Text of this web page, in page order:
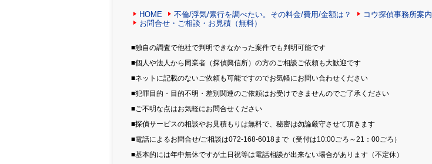
HOME 不倫/浮気/素行を調べたい。その料金/費用/金額は？
コウ探偵事務所案内
お問合せ・ご相談・お見積（無料）
■独自の調査で他社で判明できなかった案件でも判明可能です
■個人や法人から同業者（探偵興信所）の方のご相談ご依頼も大歓迎です
■ネットに記載のないご依頼も可能ですのでお気軽にお問い合わせください
■犯罪目的・目的不明・差別関連のご依頼はお受けできませんのでご了承ください
■ご不明な点はお気軽にお問合せください
■探偵サービスの相談やお見積もりは無料で、秘密は勿論厳守させて頂きます
■電話によるお問合せ/ご相談は072-168-6018まで（受付は10:00ごろ～21：00ごろ）
■基本的には年中無休ですが土日祝等は電話相談が出来ない場合があります（不定休）